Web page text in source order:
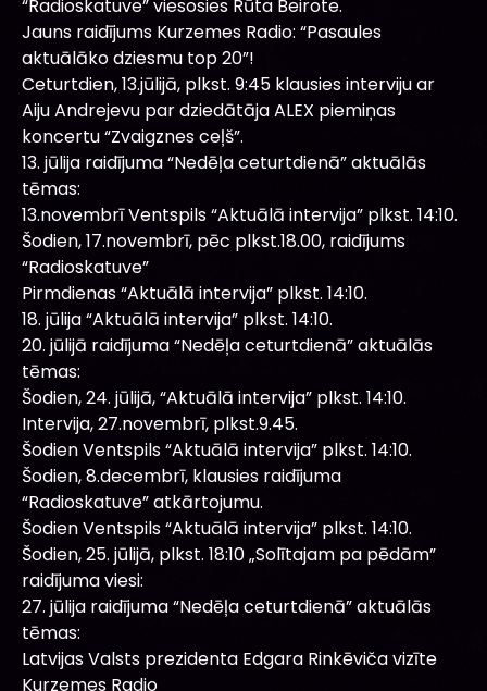
“Radioskatuve” viesosies Rūta Beirote.
Jauns raidījums Kurzemes Radio: “Pasaules
aktuālāko dziesmu top 20”!
Ceturtdien, 13.jūlijā, plkst. 9:45 klausies interviju ar
Aiju Andrejevu par dziedātāja ALEX piemiņas
koncertu “Zvaigznes ceļš”.
13. jūlija raidījuma “Nedēļa ceturtdienā” aktuālās
tēmas:
13.novembrī Ventspils “Aktuālā intervija” plkst. 14:10.
Šodien, 17.novembrī, pēc plkst.18.00, raidījums
“Radioskatuve”
Pirmdienas “Aktuālā intervija” plkst. 14:10.
18. jūlija “Aktuālā intervija” plkst. 14:10.
20. jūlijā raidījuma “Nedēļa ceturtdienā” aktuālās
tēmas:
Šodien, 24. jūlijā, “Aktuālā intervija” plkst. 14:10.
Intervija, 27.novembrī, plkst.9.45.
Šodien Ventspils “Aktuālā intervija” plkst. 14:10.
Šodien, 8.decembrī, klausies raidījuma
“Radioskatuve” atkārtojumu.
Šodien Ventspils “Aktuālā intervija” plkst. 14:10.
Šodien, 25. jūlijā, plkst. 18:10 „Solītajam pa pēdām”
raidījuma viesi:
27. jūlija raidījuma “Nedēļa ceturtdienā” aktuālās
tēmas:
Latvijas Valsts prezidenta Edgara Rinkēviča vizīte
Kurzemes Radio